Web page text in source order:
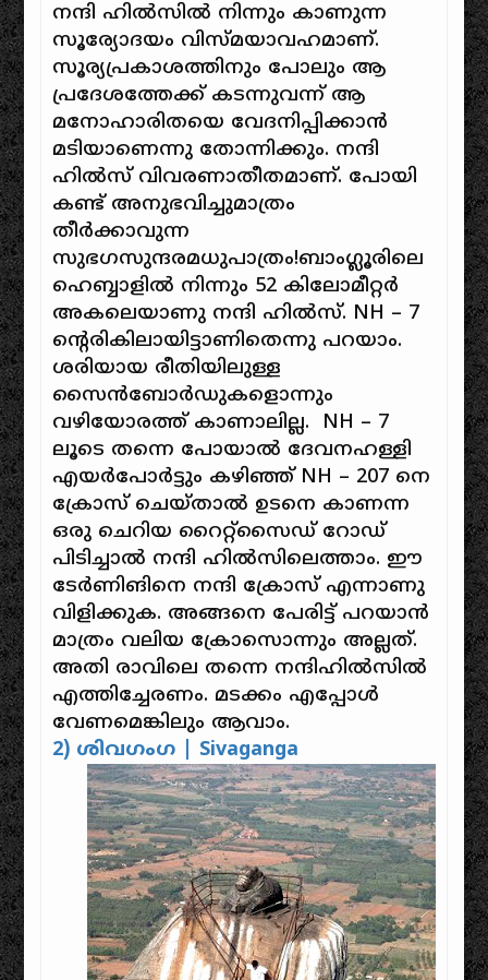
നന്ദി ഹിൽസിൽ നിന്നും കാണുന്ന
സൂര്യോദയം വിസ്‌മയാവഹമാണ്.
സൂര്യപ്രകാശത്തിനും പോലും ആ
പ്രദേശത്തേക്ക് കടന്നുവന്ന് ആ
മനോഹാരിതയെ വേദനിപ്പിക്കാൻ
മടിയാണെന്നു തോന്നിക്കും. നന്ദി
ഹിൽസ് വിവരണാതീതമാണ്. പോയി
കണ്ട് അനുഭവിച്ചുമാത്രം
തീർക്കാവുന്ന
സുഭഗസുന്ദരമധുപാത്രം!ബാംഗ്ലൂരിലെ
ഹെബ്ബാളിൽ നിന്നും 52 കിലോമീറ്റർ
അകലെയാണു നന്ദി ഹിൽസ്. NH – 7
ന്റെരികിലായിട്ടാണിതെന്നു പറയാം.
ശരിയായ രീതിയിലുള്ള
സൈൻബോർഡുകളൊന്നും
വഴിയോരത്ത് കാണാലില്ല. NH – 7
ലൂടെ തന്നെ പോയാൽ ദേവനഹള്ളി
എയർപോർട്ടും കഴിഞ്ഞ് NH – 207 നെ
ക്രോസ് ചെയ്താൽ ഉടനെ കാണന്ന
ഒരു ചെറിയ റൈറ്റ്സൈഡ് റോഡ്
പിടിച്ചാൽ നന്ദി ഹിൽസിലെത്താം. ഈ
ടേർണിങിനെ നന്ദി ക്രോസ് എന്നാണു
വിളിക്കുക. അങ്ങനെ പേരിട്ട് പറയാൻ
മാത്രം വലിയ ക്രോസൊന്നും അല്ലത്.
അതി രാവിലെ തന്നെ നന്ദിഹിൽസിൽ
എത്തിച്ചേരണം. മടക്കം എപ്പോൾ
വേണമെങ്കിലും ആവാം.
2) ശിവഗംഗ | Sivaganga